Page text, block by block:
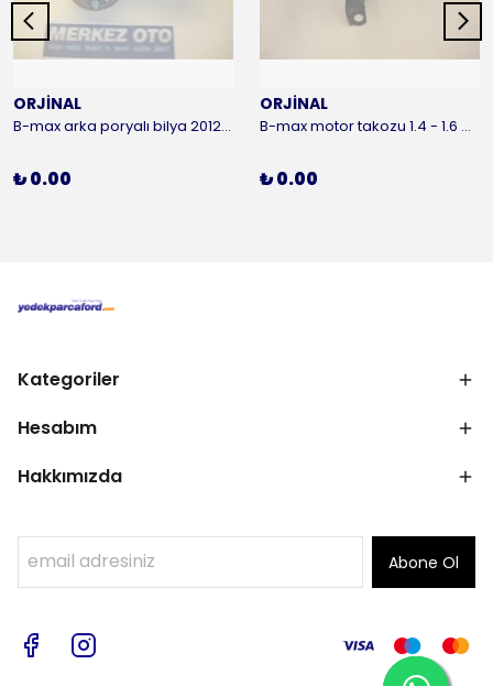
ORJİNAL
B-max arka poryalı bilya 2012-2016 ORJİNAL
₺ 0.00
ORJİNAL
B-max motor takozu 1.4 - 1.6 benzinli 2012-2016 ORJİNAL
₺ 0.00
Kategoriler
Hesabım
Hakkımızda
Abone Ol